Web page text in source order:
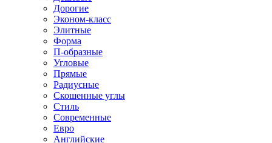
Дорогие
Эконом-класс
Элитные
Форма
П-образные
Угловые
Прямые
Радиусные
Скошенные углы
Стиль
Современные
Евро
Английские